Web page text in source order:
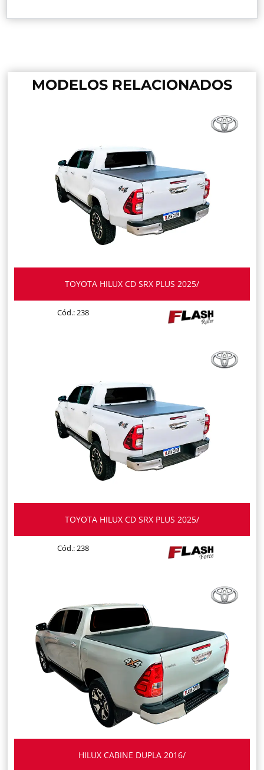
MODELOS RELACIONADOS
TOYOTA HILUX CD SRX PLUS 2025/
Cód.: 238
TOYOTA HILUX CD SRX PLUS 2025/
Cód.: 238
HILUX CABINE DUPLA 2016/